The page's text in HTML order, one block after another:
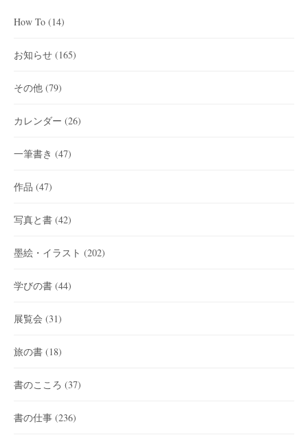
How To (14)
お知らせ (165)
その他 (79)
カレンダー (26)
一筆書き (47)
作品 (47)
写真と書 (42)
墨絵・イラスト (202)
学びの書 (44)
展覧会 (31)
旅の書 (18)
書のこころ (37)
書の仕事 (236)